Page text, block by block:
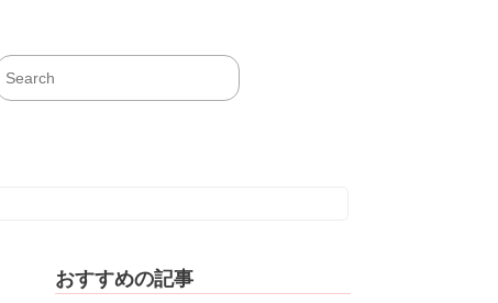
おすすめの記事